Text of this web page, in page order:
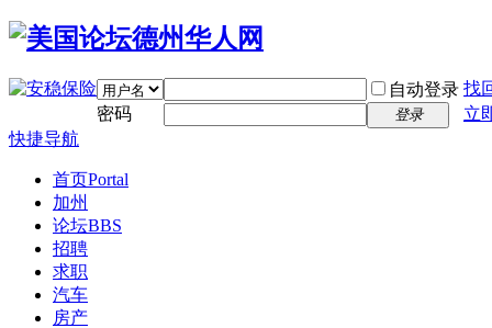
自动登录 找
密码
登录
立
快捷导航
首页Portal
加州
论坛BBS
招聘
求职
汽车
房产